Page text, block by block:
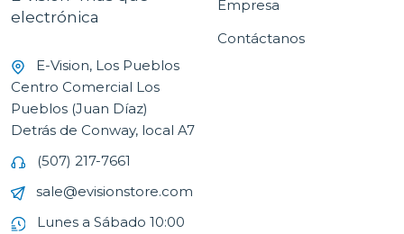
electrónica
E-Vision, Los Pueblos
Centro Comercial Los
Pueblos (Juan Díaz)
Detrás de Conway, local A7
(507) 217-7661
sale@evisionstore.com
Lunes a Sábado 10:00
Empresa
Contáctanos